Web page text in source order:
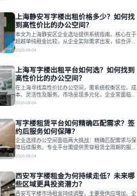
上海静安写字楼出租价格多少？如何找
到高性价比的办公空间？
本文为上海静安区企业选址提供系统指南。核心在于
超越单纯租金比较，从企业实际需求出发，综合评估
交通、硬件、空间弹性、配套服务及产业生态等多维
升性价比，并通过不同规模企业的实际案例加以说
明。之后指出，专业运营服务商提供的稳定环境、社
群活动与产业集聚等增值服务，是很大化空间价值、
助力企业成长的关键。对于许多在
2026-08-04
上海写字楼出租平台如何选？如何找到
高性价比的办公空间？
在上海寻找高性价比办公空间，需系统权衡区位、成
本、灵活性及服务。市场呈现多元化，企业常面临租
赁流程复杂、隐性成本高等挑战。选择平台时，应评
区、灵活产品和丰富配套，满足不同企业需求。企业
应明确自身需求，实地考察，选择能支持长期发展、
提升竞争力的办公空间。在上海寻找合适的办公空
间，对于企业行政负责人、中小企业主
2026-08-04
写字楼租赁平台如何精确匹配需求？签
约后服务如何保障？
企业选择办公空间面临两大挑战：精确匹配需求与保
障后续服务。专业平台需提供贯穿租赁全周期的服
务，将企业从非核心事务中解放。精确匹配需结合企
的全周期保障体系。德必集团通过标准化服务与个性
化运营结合，以全国布局和产业生态圈为企业提供稳
定支持，体现了从信息撮合到深度服务的能力转变。
2026-08-04
西安写字楼租金为何持续走低？未来哪
些区域更具投资潜力？
西安写字楼市场租金持续调整，主要受供应增加、企